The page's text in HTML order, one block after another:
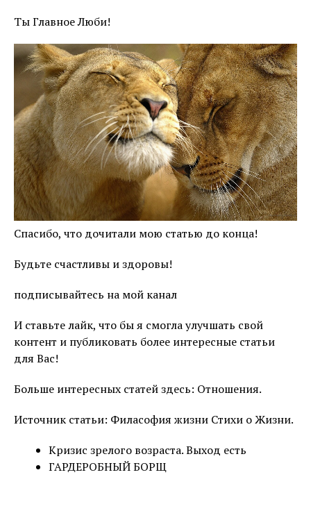
Ты Главное Люби!
Спасибо, что дочитали мою статью до конца!
Будьте счастливы и здоровы!
подписывайтесь на мой канал
И ставьте лайк, что бы я смогла улучшать свой
контент и публиковать более интересные статьи
для Вас!
Больше интересных статей здесь: Отношения.
Источник статьи: Филасофия жизни Стихи о Жизни.
Кризис зрелого возраста. Выход есть
ГАРДЕРОБНЫЙ БОРЩ